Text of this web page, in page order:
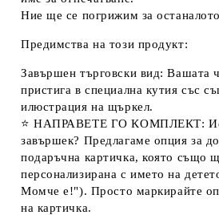
Ние ще се погрижим за
Предимства на този продукт:
Завършен търговски вид: Вашата
пристига в специална кутия със
илюстрация на щъркел.
⭐ НАПРАВЕТЕ ГО КОМПЛЕКТ:
завършек? Предлагаме опция за
подаръчна картичка, която също
персонализирана с името на
Момче е!"). Просто маркирайте
на картичка.